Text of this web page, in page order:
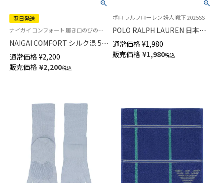
翌日発送
ナイガイ コンフォート 履き口のびのび シルク 5本指 靴下 婦人
NAIGAI COMFORT シルク混 5本
指ソックス はきくちソフト 3D
親指セパレート ショート丈 レ
ディース 【365日最短翌日発送】
通常価格 ¥2,200
販売価格 ¥2,200税込
ポロ ラルフローレン 婦人 靴下 2025SS
POLO RALPH LAUREN 日本製
オープンテクスチャ アイレット
編み クルー丈 ソックス レディ
ース 03207465
通常価格 ¥1,980
販売価格 ¥1,980税込